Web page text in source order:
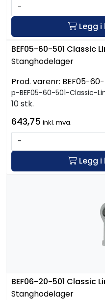
-
Legg
BEF05-60-501 Classic
Stanghodelager
Prod. varenr: BEF05-60-
p-BEF05-60-501-Classic-
10 stk.
643,75 inkl. mva.
-
Legg
BEF06-20-501 Classic
Stanghodelager